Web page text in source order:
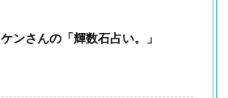
ケンさんの「輝数石占い。」